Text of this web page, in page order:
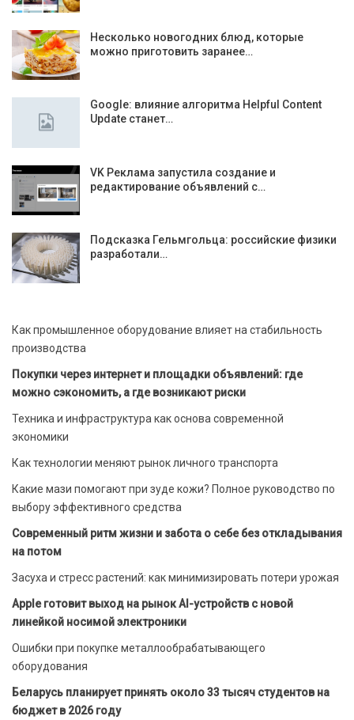
Несколько новогодних блюд, которые
можно приготовить заранее…
Google: влияние алгоритма Helpful Content
Update станет…
VK Реклама запустила создание и
редактирование объявлений с…
Подсказка Гельмгольца: российские физики
разработали…
Как промышленное оборудование влияет на стабильность
производства
Покупки через интернет и площадки объявлений: где
можно сэкономить, а где возникают риски
Техника и инфраструктура как основа современной
экономики
Как технологии меняют рынок личного транспорта
Какие мази помогают при зуде кожи? Полное руководство по
выбору эффективного средства
Современный ритм жизни и забота о себе без откладывания
на потом
Засуха и стресс растений: как минимизировать потери урожая
Apple готовит выход на рынок AI-устройств с новой
линейкой носимой электроники
Ошибки при покупке металлообрабатывающего
оборудования
Беларусь планирует принять около 33 тысяч студентов на
бюджет в 2026 году